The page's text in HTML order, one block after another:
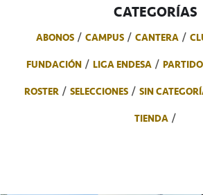
CATEGORÍAS
ABONOS CAMPUS CANTERA
FUNDACIÓN
LIGA ENDESA
ROSTER
SELECCIONES SIN
TIENDA